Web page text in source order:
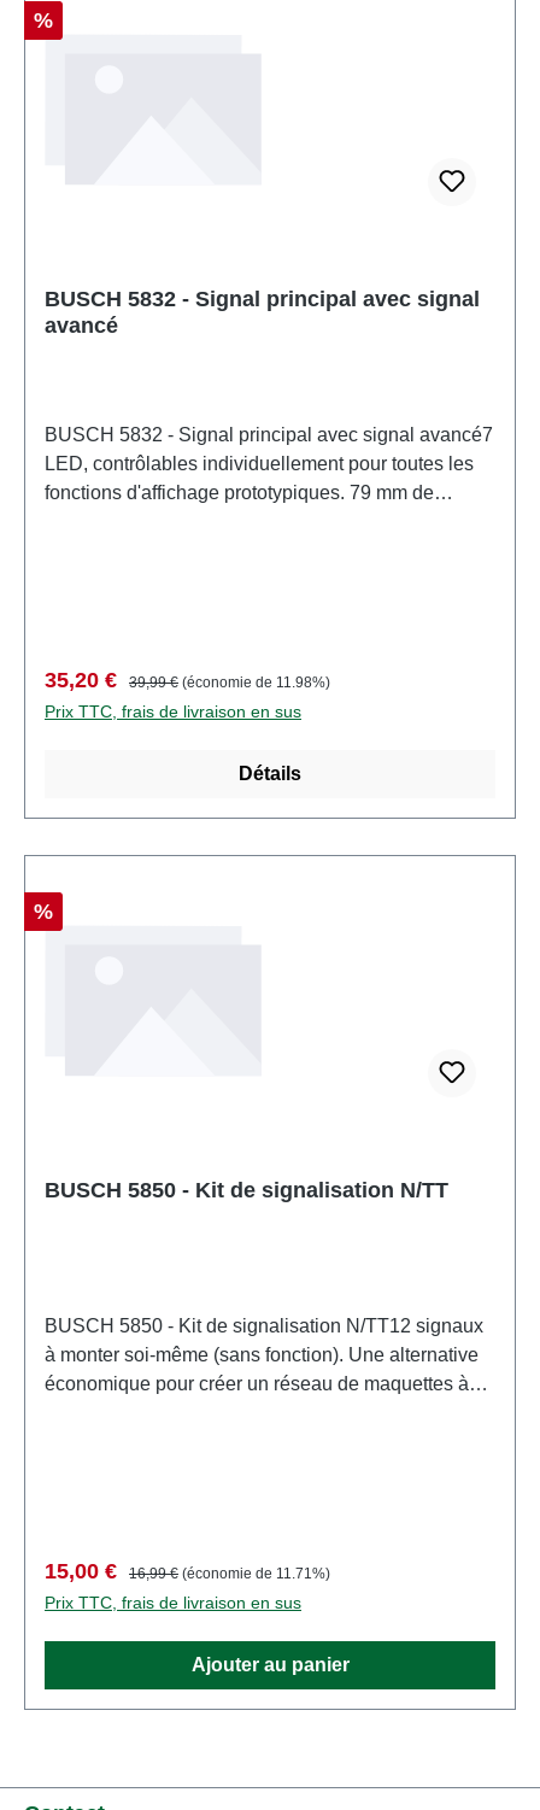
Réduction
%
BUSCH 5832 - Signal principal avec signal
avancé
BUSCH 5832 - Signal principal avec signal avancé7
LED, contrôlables individuellement pour toutes les
fonctions d'affichage prototypiques. 79 mm de
Prix de vente :
35,20 € Prix régulier :
39,99 € (économie de 11.98%)
Prix TTC, frais de livraison en sus
Détails
Réduction
%
BUSCH 5850 - Kit de signalisation N/TT
BUSCH 5850 - Kit de signalisation N/TT12 signaux
à monter soi-même (sans fonction). Une alternative
économique pour créer un réseau de maquettes à
BUSCHNuméro d'article: 5850nombre de pièces: 1
pièceEAN: 4001738058505type de produit:
Signauxpiste: N/TTéchelle: neutreRecommandation
d'âge: à partir de 14 ansDEEE n°: DE 41143719
Prix de vente :
15,00 € Prix régulier :
16,99 € (économie de 11.71%)
Prix TTC, frais de livraison en sus
Ajouter au panier